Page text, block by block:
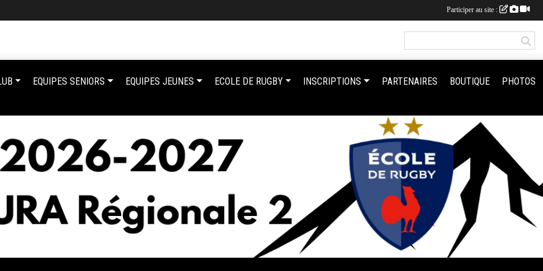
EQUIPES SENIORS EQUIPES JEUNES ECOLE DE RUGBY INSCRIPTIONS PARTENAIRES BOUTIQUE PHOTOS
Participer au site :